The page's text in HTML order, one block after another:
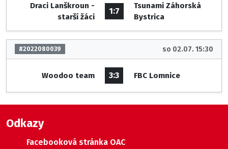
Draci Lanškroun -
starší žáci
1:7
Tsunami Záhorská
Bystrica
#2022080039 so 02.07. 15:30
Woodoo team 3:3 FBC Lomnice
Odkazy
Facebooková stránka OAC